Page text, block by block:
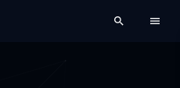
search menu